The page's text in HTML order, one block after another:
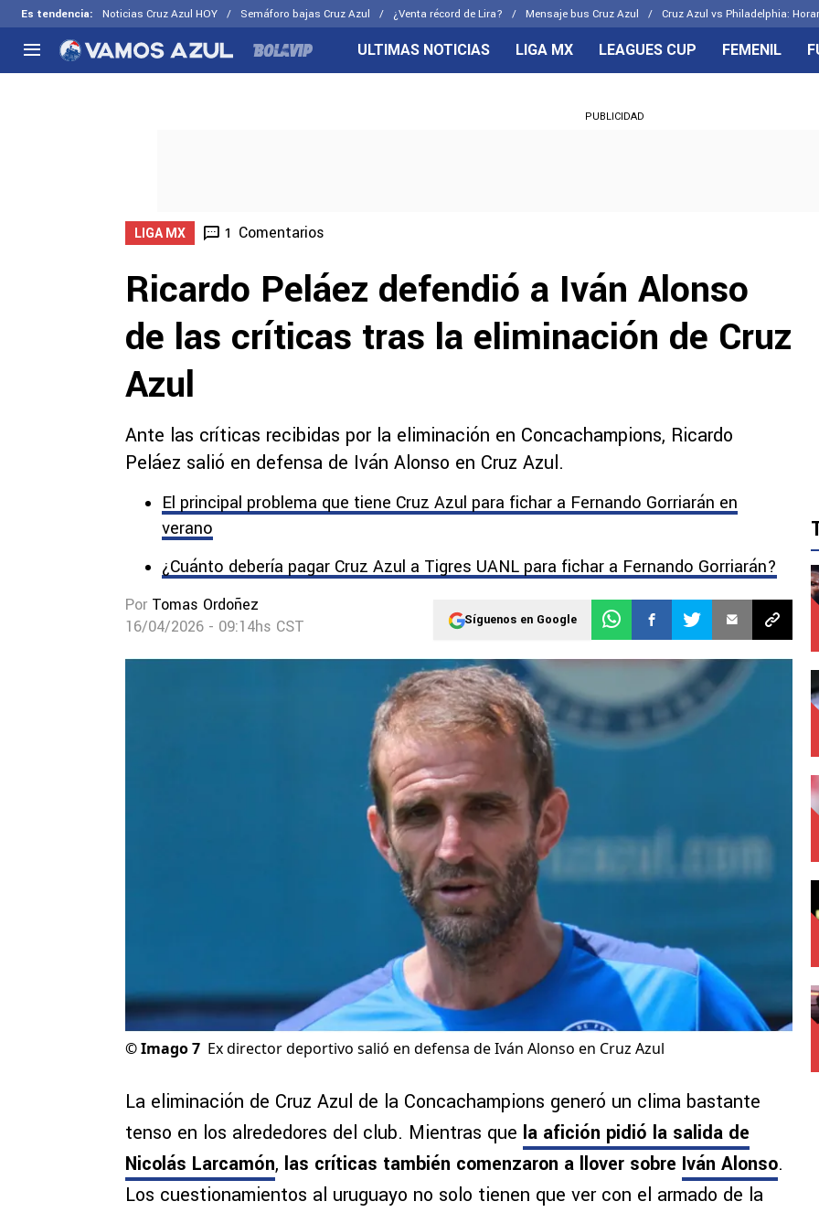
Es tendencia: Noticias Cruz Azul HOY Semáforo bajas Cruz Azul ¿Venta récord de Lira? Mensaje bus Cruz Azul Cruz Azul vs Philadelphia:
Selección Mexicana
CELESTES
ULTIMAS NOTICIAS LIGA MX LEAGUES CUP FEMENIL
PUBLICIDAD
LIGA MX 1 Comentarios
Ricardo Peláez defendió a Iván Alonso
de las críticas tras la eliminación de Cruz
Azul
Ante las críticas recibidas por la eliminación en Concachampions, Ricardo
Peláez salió en defensa de Iván Alonso en Cruz Azul.
El principal problema que tiene Cruz Azul para fichar a Fernando Gorriarán en
verano
¿Cuánto debería pagar Cruz Azul a Tigres UANL para fichar a Fernando Gorriarán?
Por Tomas Ordoñez
16/04/2026 - 09:14hs CST
Síguenos en Google
©Imago 7 Ex director deportivo salió en defensa de Iván Alonso en Cruz Azul
La eliminación de Cruz Azul de la Concachampions generó un clima bastante
tenso en los alrededores del club. Mientras que la afición pidió la salida de
Nicolás Larcamón, las críticas también comenzaron a llover sobre Iván Alonso.
Los cuestionamientos al uruguayo no solo tienen que ver con el armado de la